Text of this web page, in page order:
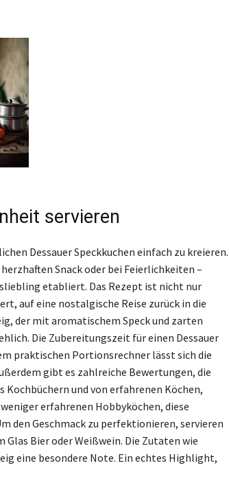
servieren
Dessauer Speckkuchen einfach zu kreieren.
Snack oder bei Feierlichkeiten –
etabliert. Das Rezept ist nicht nur
auf eine nostalgische Reise zurück in die
der mit aromatischem Speck und zarten
Die Zubereitungszeit für einen Dessauer
praktischen Portionsrechner lässt sich die
gibt es zahlreiche Bewertungen, die
Kochbüchern und von erfahrenen Köchen,
erfahrenen Hobbyköchen, diese
den Geschmack zu perfektionieren, servieren
Glas Bier oder Weißwein. Die Zutaten wie
eine besondere Note. Ein echtes Highlight,